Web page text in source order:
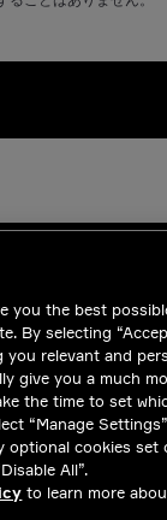
せ
you the best
By selecting
you relevant and
give you a much
the time to set
“Manage
optional cookies set
All”.
to learn more